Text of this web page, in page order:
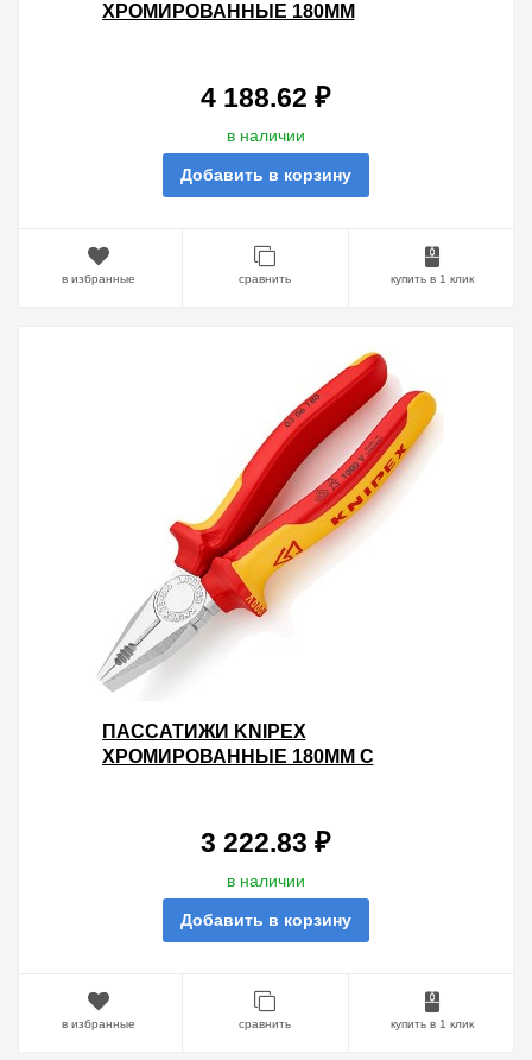
ХРОМИРОВАННЫЕ 180ММ
РУКОЯТКИ С КОЛЬЦОМ VDE
4 188.62 ₽
в наличии
Добавить в корзину
в избранные сравнить купить в 1 клик
ПАССАТИЖИ KNIPEX
ХРОМИРОВАННЫЕ 180ММ С
РУКОЯТКАМИ VDE 1000V
3 222.83 ₽
в наличии
Добавить в корзину
в избранные сравнить купить в 1 клик